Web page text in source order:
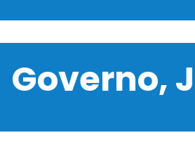
Governo,